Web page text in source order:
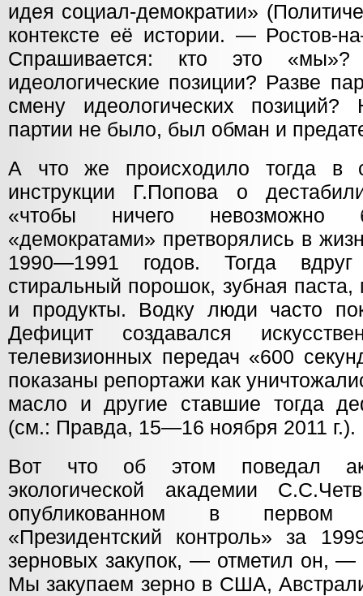
идея социал-демократии»
контексте её истории. — Ростов-
Спрашивается: кто это
идеологические позиции? Разве
смену идеологических позиций?
партии не было, был обман и
А что же происходило тогда в
инструкции Г.Попова о
«чтобы ничего невозможно
«демократами» претворялись в
1990—1991 годов. Тогда вдруг
стиральный порошок, зубная паста,
и продукты. Водку люди часто
Дефицит создавался
телевизионных передач «600
показаны репортажи как
масло и другие ставшие тогда
(см.: Правда, 15—16 ноября 2011 г.).
Вот что об этом поведал
экологической академии
опубликованном в первом
«Президентский контроль» за
зерновых закупок, — отметил он,
Мы закупаем зерно в США,